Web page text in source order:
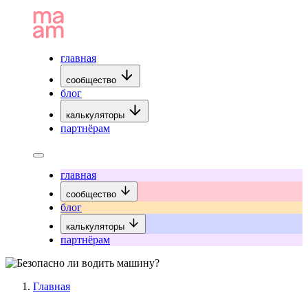
главная
сообщество
блог
калькуляторы
партнёрам
главная
сообщество
блог
калькуляторы
партнёрам
Главная